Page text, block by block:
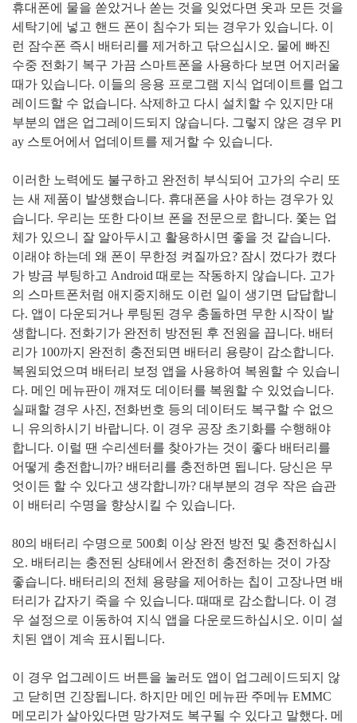
휴대폰에 물을 쏟았거나 쏟는 것을 잊었다면 옷과 모든 것을
세탁기에 넣고 핸드 폰이 침수가 되는 경우가 있습니다. 이
런 잠수폰 즉시 배터리를 제거하고 닦으십시오. 물에 빠진
수중 전화기 복구 가끔 스마트폰을 사용하다 보면 어지러울
때가 있습니다. 이들의 응용 프로그램 지식 업데이트를 업그
레이드할 수 없습니다. 삭제하고 다시 설치할 수 있지만 대
부분의 앱은 업그레이드되지 않습니다. 그렇지 않은 경우 Pl
ay 스토어에서 업데이트를 제거할 수 있습니다.
이러한 노력에도 불구하고 완전히 부식되어 고가의 수리 또
는 새 제품이 발생했습니다. 휴대폰을 사야 하는 경우가 있
습니다. 우리는 또한 다이브 폰을 전문으로 합니다. 쫓는 업
체가 있으니 잘 알아두시고 활용하시면 좋을 것 같습니다.
이래야 하는데 왜 폰이 무한정 켜질까요? 잠시 껐다가 켰다
가 방금 부팅하고 Android 때로는 작동하지 않습니다. 고가
의 스마트폰처럼 애지중지해도 이런 일이 생기면 답답합니
다. 앱이 다운되거나 루팅된 경우 충돌하면 무한 시작이 발
생합니다. 전화기가 완전히 방전된 후 전원을 끕니다. 배터
리가 100까지 완전히 충전되면 배터리 용량이 감소합니다.
복원되었으며 배터리 보정 앱을 사용하여 복원할 수 있습니
다. 메인 메뉴판이 깨져도 데이터를 복원할 수 있었습니다.
실패할 경우 사진, 전화번호 등의 데이터도 복구할 수 없으
니 유의하시기 바랍니다. 이 경우 공장 초기화를 수행해야
합니다. 이럴 땐 수리센터를 찾아가는 것이 좋다 배터리를
어떻게 충전합니까? 배터리를 충전하면 됩니다. 당신은 무
엇이든 할 수 있다고 생각합니까? 대부분의 경우 작은 습관
이 배터리 수명을 향상시킬 수 있습니다.
80의 배터리 수명으로 500회 이상 완전 방전 및 충전하십시
오. 배터리는 충전된 상태에서 완전히 충전하는 것이 가장
좋습니다. 배터리의 전체 용량을 제어하는 칩이 고장나면 배
터리가 갑자기 죽을 수 있습니다. 때때로 감소합니다. 이 경
우 설정으로 이동하여 지식 앱을 다운로드하십시오. 이미 설
치된 앱이 계속 표시됩니다.
이 경우 업그레이드 버튼을 눌러도 앱이 업그레이드되지 않
고 닫히면 긴장됩니다. 하지만 메인 메뉴판 주메뉴 EMMC
메모리가 살아있다면 망가져도 복구될 수 있다고 말했다. 메